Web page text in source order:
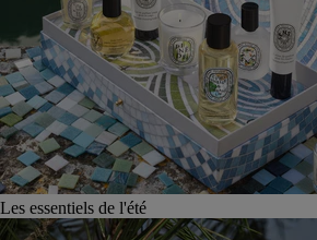
Les essentiels de l'été